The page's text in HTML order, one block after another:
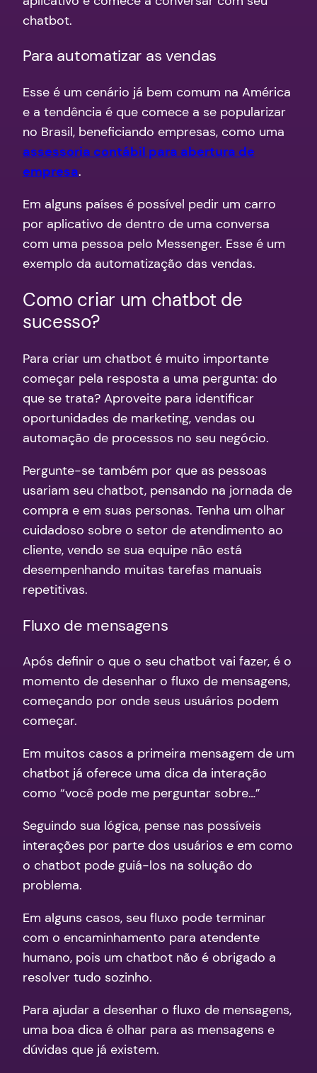
chatbot.
Para automatizar as vendas
Esse é um cenário já bem comum na América
e a tendência é que comece a se popularizar
no Brasil, beneficiando empresas, como uma
assessoria contábil para abertura de
empresa.
Em alguns países é possível pedir um carro
por aplicativo de dentro de uma conversa
com uma pessoa pelo Messenger. Esse é um
exemplo da automatização das vendas.
Como criar um chatbot de
sucesso?
Para criar um chatbot é muito importante
começar pela resposta a uma pergunta: do
que se trata? Aproveite para identificar
oportunidades de marketing, vendas ou
automação de processos no seu negócio.
Pergunte-se também por que as pessoas
usariam seu chatbot, pensando na jornada de
compra e em suas personas. Tenha um olhar
cuidadoso sobre o setor de atendimento ao
cliente, vendo se sua equipe não está
desempenhando muitas tarefas manuais
repetitivas.
Fluxo de mensagens
Após definir o que o seu chatbot vai fazer, é o
momento de desenhar o fluxo de mensagens,
começando por onde seus usuários podem
começar.
Em muitos casos a primeira mensagem de um
chatbot já oferece uma dica da interação
como “você pode me perguntar sobre…”
Seguindo sua lógica, pense nas possíveis
interações por parte dos usuários e em como
o chatbot pode guiá-los na solução do
problema.
Em alguns casos, seu fluxo pode terminar
com o encaminhamento para atendente
humano, pois um chatbot não é obrigado a
resolver tudo sozinho.
Para ajudar a desenhar o fluxo de mensagens,
uma boa dica é olhar para as mensagens e
dúvidas que já existem.